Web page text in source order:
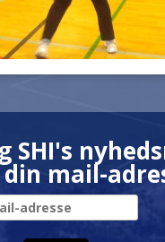
SHI's
mail-